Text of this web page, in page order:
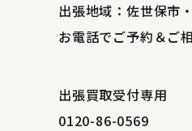
出張地域：佐世保市
お電話でご予約＆ご
出張買取受付専用
0120-86-0569